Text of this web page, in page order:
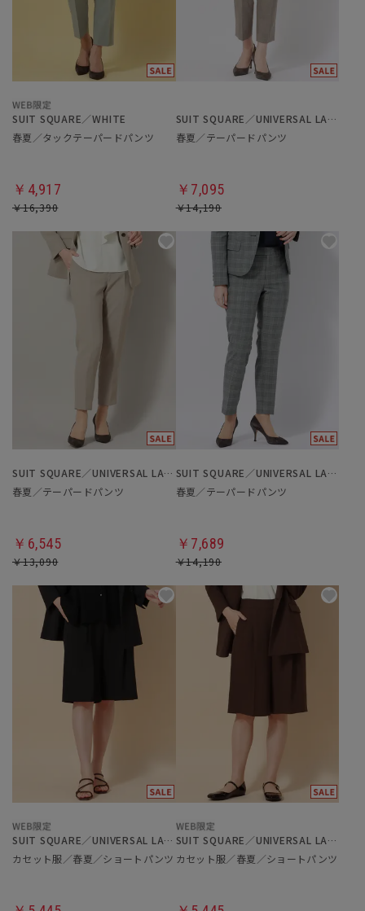
SUIT SQUARE／WHITE
春夏／タックテーパードパンツ
￥4,917
￥16,390
SUIT SQUARE／UNIVERSAL LANGUAGE／WHITE
春夏／テーパードパンツ
￥7,095
￥14,190
SUIT SQUARE／UNIVERSAL LANGUAGE／WHITE
春夏／テーパードパンツ
￥6,545
￥13,090
SUIT SQUARE／UNIVERSAL LANGUAGE／WHITE
春夏／テーパードパンツ
￥7,689
￥14,190
SUIT SQUARE／UNIVERSAL LANGUAGE／WHITE
カセット服／春夏／ショートパンツ
SUIT SQUARE／UNIVERSAL LANGUAGE／WHITE
カセット服／春夏／ショートパンツ